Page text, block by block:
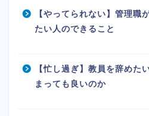
【やってられない】管理職
たい人のできること
【忙し過ぎ】教員を辞めた
まっても良いのか